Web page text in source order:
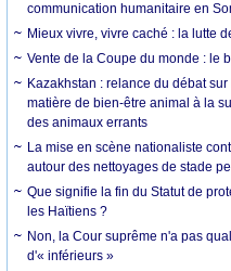
communication humanitaire en
Mieux vivre, vivre caché : la lutte
Vente de la Coupe du monde : le
Kazakhstan : relance du débat
matière de bien-être animal à la
des animaux errants
La mise en scène nationaliste
autour des nettoyages de stade
Que signifie la fin du Statut de
les Haïtiens ?
Non, la Cour suprême n'a pas
d'« inférieurs »